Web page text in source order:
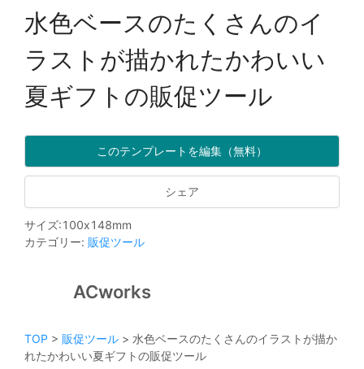
水色ベースのたくさんのイ
ラストが描かれたかわいい
夏ギフトの販促ツール
このテンプレートを編集（無料）
シェア
サイズ:100x148mm
カテゴリー: 販促ツール
ACworks
TOP > 販促ツール > 水色ベースのたくさんのイラストが描か
れたかわいい夏ギフトの販促ツール